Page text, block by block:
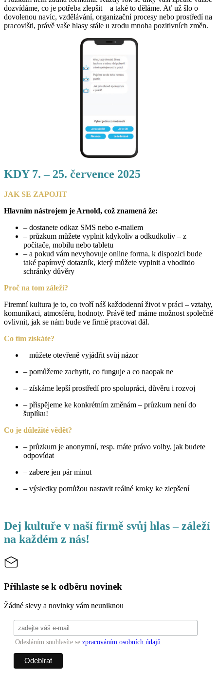
dozvídáme, co je potřeba zlepšit – a také to děláme. Ať už šlo o
dovolenou navíc, vzdělávání, organizační procesy nebo prostředí na
pracovišti, právě vaše hlasy stále u zrodu mnoha pozitivních změn.
KDY 7. – 25. července 2025
JAK SE ZAPOJIT
Hlavním nástrojem je Arnold, což znamená že:
– dostanete odkaz SMS nebo e-mailem
– průzkum můžete vyplnit kdykoliv a odkudkoliv – z
počítače, mobilu nebo tabletu
– a pokud vám nevyhovuje online forma, k dispozici bude
také papírový dotazník, který můžete vyplnit a vhoditdo
schránky důvěry
Proč na tom záleží?
Firemní kultura je to, co tvoří náš každodenní život v práci – vztahy,
komunikaci, atmosféru, hodnoty. Právě teď máme možnost společně
ovlivnit, jak se nám bude ve firmě pracovat dál.
Co tím získáte?
– můžete otevřeně vyjádřit svůj názor
– pomůžeme zachytit, co funguje a co naopak ne
– získáme lepší prostředí pro spolupráci, důvěru i rozvoj
– přispějeme ke konkrétním změnám – průzkum není do
šuplíku!
Co je důležité vědět?
– průzkum je anonymní, resp. máte právo volby, jak budete
odpovídat
– zabere jen pár minut
– výsledky pomůžou nastavit reálné kroky ke zlepšení
Dej kultuře v naší firmě svůj hlas – záleží
na každém z nás!
Přihlaste se k odběru novinek
Žádné slevy a novinky vám neuniknou
Odesláním souhlasíte se zpracováním osobních údajů